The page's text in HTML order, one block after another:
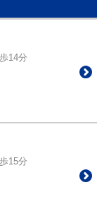
14分
15分